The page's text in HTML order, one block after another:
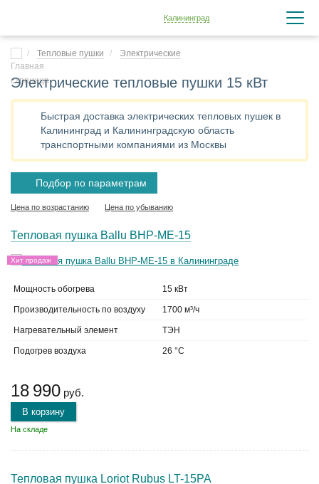
Калининград
Тепловые пушки Электрические
Электрические тепловые пушки 15 кВт
Быстрая доставка электрических тепловых пушек в
Калининград и Калининградскую область
транспортными компаниями из Москвы
Подбор по параметрам
Цена по возрастанию Цена по убыванию
Тепловая пушка Ballu BHP-ME-15
Хит продаж
Мощность обогрева 15 кВт
Производительность по воздуху 1700 м³/ч
Нагревательный элемент ТЭН
Подогрев воздуха 26 °C
18 990 руб.
В корзину
На складе
Тепловая пушка Loriot Rubus LT-15PA